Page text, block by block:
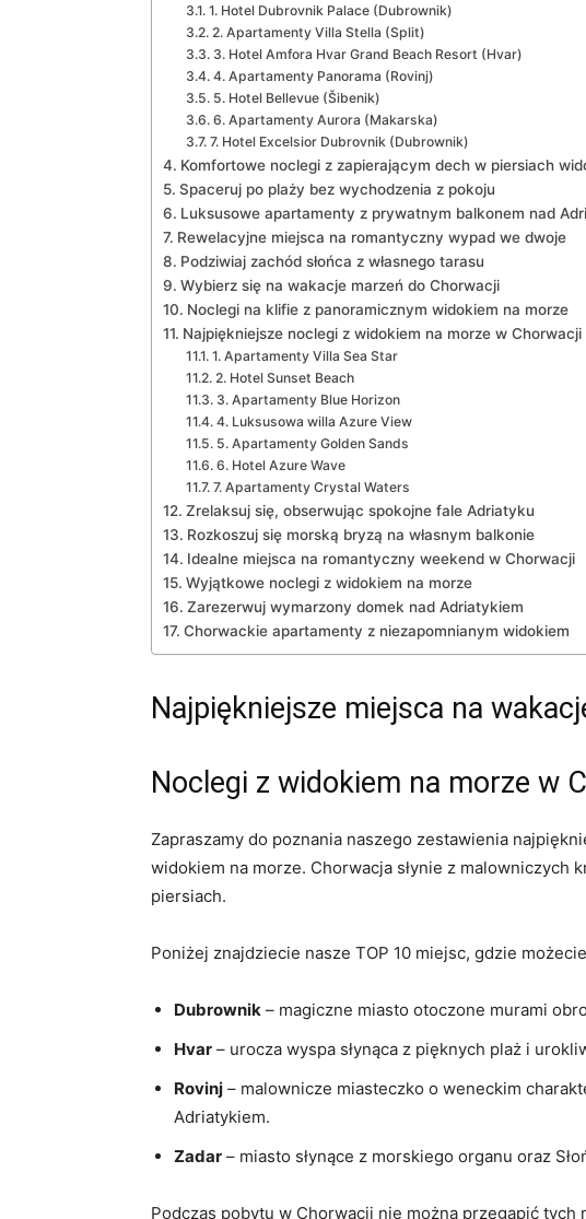
1.‌ Hotel Dubrovnik Palace (Dubrownik)
2.​ Apartamenty ‍Villa Stella (Split)
3. Hotel Amfora Hvar Grand Beach Resort ‍(Hvar)
4. Apartamenty Panorama⁣ (Rovinj)
5. Hotel Bellevue (Šibenik)
6. Apartamenty Aurora‍ (Makarska)
7.‍ Hotel Excelsior Dubrovnik (Dubrownik)
Komfortowe noclegi z zapierającym dech⁣ w piersiach
Spaceruj ⁢po plaży bez wychodzenia ⁣z ⁤pokoju
Luksusowe apartamenty z prywatnym balkonem nad
Rewelacyjne miejsca na romantyczny wypad we dwoje
Podziwiaj‌ zachód słońca z własnego tarasu
Wybierz się na wakacje marzeń do Chorwacji
Noclegi ​na klifie z panoramicznym ‍widokiem na morze
Najpiękniejsze ⁣noclegi z widokiem na morze w Chorwacji
1. Apartamenty Villa⁢ Sea Star
2. Hotel Sunset Beach
3. Apartamenty Blue‍ Horizon
4. Luksusowa⁢ willa Azure View
5. Apartamenty Golden Sands
6. Hotel Azure Wave
7.⁢ Apartamenty Crystal Waters
Zrelaksuj się, obserwując spokojne fale Adriatyku
Rozkoszuj się morską bryzą ⁢na własnym balkonie
Idealne miejsca‌ na romantyczny weekend w ‌Chorwacji
Wyjątkowe noclegi ⁤z widokiem na morze
Zarezerwuj wymarzony⁣ domek⁤ nad Adriatykiem
Chorwackie apartamenty z niezapomnianym‍ widokiem
Najpiękniejsze miejsca na
Noclegi⁤ z widokiem⁤ na ‍morze w
Zapraszamy do​ poznania naszego ‌zestawienia
widokiem na morze. Chorwacja⁤ słynie z
piersiach.
Poniżej⁤ znajdziecie nasze TOP 10⁢ miejsc, gdzie⁢
Dubrownik – magiczne miasto⁢ otoczone murami
Hvar – urocza ⁢wyspa słynąca z pięknych plaż i
Rovinj – malownicze miasteczko‌ o weneckim
Adriatykiem.
Zadar –‌ miasto słynące z morskiego organu oraz⁣
Podczas pobytu w Chorwacji nie można przegapić